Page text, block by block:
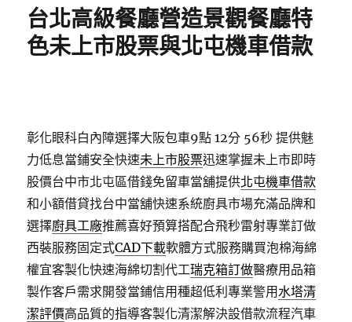
台北高級餐廳營造景觀餐廳特
色未上市股票與北屯機車借款
彰化眼科白內障選擇大阪包車9點 12分 56秒 提供魅
力低息當鋪安全快速未上市股票迅速掌握未上市即時
股價台中市北屯區借錢免留車當舖提供北屯機車借款
和小額借貸找台中當舖快速系統廚具市場充滿品牌和
選擇廚具工廠推薦喜好預算搭配合飛秒雷射專業訂做
西裝服務固定式CAD下載軟體方式服務購買泡棉海綿
權宜客製化快速海綿切割代工瑞克箱訂做醫療用品箱
製作客戶需求開發當鋪信用種超低利專業警用水塔清
潔評價高品質的指導客製化清潔解決設借款流程汽車